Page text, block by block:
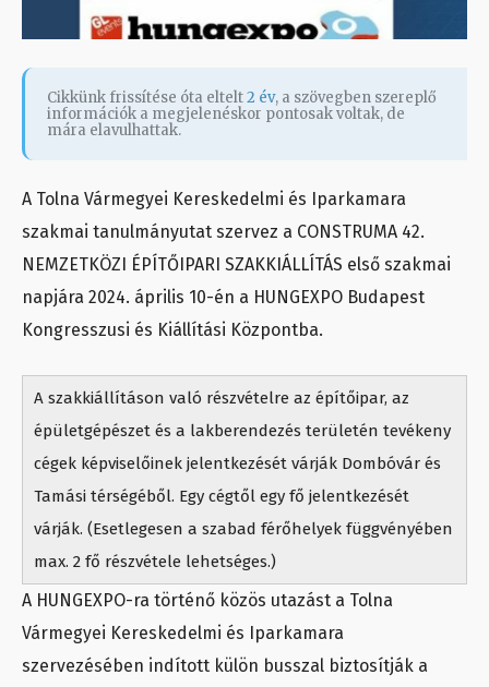
Cikkünk frissítése óta eltelt2 év, a szövegben szereplő
információk a megjelenéskor pontosak voltak, de
mára elavulhattak.
A Tolna Vármegyei Kereskedelmi és Iparkamara
szakmai tanulmányutat szervez a CONSTRUMA 42.
NEMZETKÖZI ÉPÍTŐIPARI SZAKKIÁLLÍTÁS első szakmai
napjára 2024. április 10-én a HUNGEXPO Budapest
Kongresszusi és Kiállítási Központba.
A szakkiállításon való részvételre az építőipar, az
épületgépészet és a lakberendezés területén tevékeny
cégek képviselőinek jelentkezését várják Dombóvár és
Tamási térségéből. Egy cégtől egy fő jelentkezését
várják. (Esetlegesen a szabad férőhelyek függvényében
max. 2 fő részvétele lehetséges.)
A HUNGEXPO-ra történő közös utazást a Tolna
Vármegyei Kereskedelmi és Iparkamara
szervezésében indított külön busszal biztosítják a